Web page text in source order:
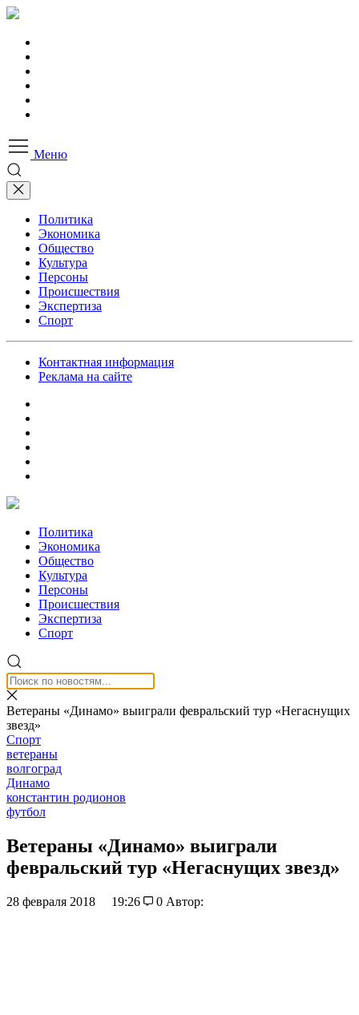
Меню
Политика
Экономика
Общество
Культура
Персоны
Происшествия
Экспертиза
Спорт
Контактная информация
Реклама на сайте
Политика
Экономика
Общество
Культура
Персоны
Происшествия
Экспертиза
Спорт
Ветераны «Динамо» выиграли февральский тур «Негаснущих
звезд»
Спорт
ветераны
волгоград
Динамо
константин родионов
футбол
Ветераны «Динамо» выиграли
февральский тур «Негаснущих звезд»
28 февраля 2018 19:26 0 Автор: